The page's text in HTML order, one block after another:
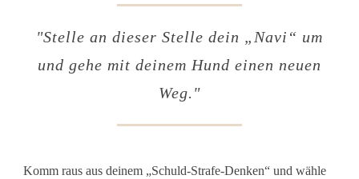
"Stelle an dieser Stelle dein „Navi“ um
und gehe mit deinem Hund einen neuen
Weg."
Komm raus aus deinem „Schuld-Strafe-Denken“ und wähle